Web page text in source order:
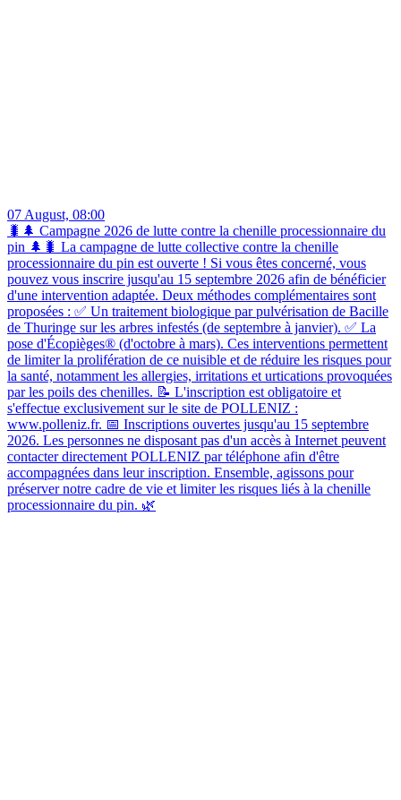
07 August, 08:00
🐛🌲 Campagne 2026 de lutte contre la chenille processionnaire du
pin 🌲🐛 La campagne de lutte collective contre la chenille
processionnaire du pin est ouverte ! Si vous êtes concerné, vous
pouvez vous inscrire jusqu'au 15 septembre 2026 afin de bénéficier
d'une intervention adaptée. Deux méthodes complémentaires sont
proposées : ✅ Un traitement biologique par pulvérisation de Bacille
de Thuringe sur les arbres infestés (de septembre à janvier). ✅ La
pose d'Écopièges® (d'octobre à mars). Ces interventions permettent
de limiter la prolifération de ce nuisible et de réduire les risques pour
la santé, notamment les allergies, irritations et urtications provoquées
par les poils des chenilles. 📝 L'inscription est obligatoire et
s'effectue exclusivement sur le site de POLLENIZ :
www.polleniz.fr. 📅 Inscriptions ouvertes jusqu'au 15 septembre
2026. Les personnes ne disposant pas d'un accès à Internet peuvent
contacter directement POLLENIZ par téléphone afin d'être
accompagnées dans leur inscription. Ensemble, agissons pour
préserver notre cadre de vie et limiter les risques liés à la chenille
processionnaire du pin. 🌿